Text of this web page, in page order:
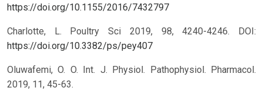
https://doi.org/10.1155/2016/7432797
Charlotte, L. Poultry Sci 2019, 98, 4240-4246. DOI:
https://doi.org/10.3382/ps/pey407
Oluwafemi, O. O. Int. J. Physiol. Pathophysiol. Pharmacol.
2019, 11, 45-63.